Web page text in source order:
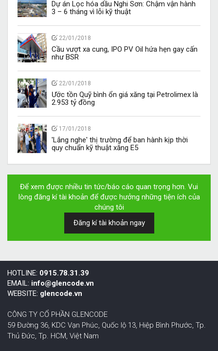
Dự án Lọc hóa dầu Nghi Sơn: Chậm vận hành
3 – 6 tháng vì lỗi kỹ thuật
22/01/2018
Cầu vượt xa cung, IPO PV Oil hứa hẹn gay cấn
như BSR
22/01/2018
Ước tồn Quỹ bình ổn giá xăng tại Petrolimex là
2.953 tỷ đồng
17/01/2018
'Lắng nghe' thị trường để ban hành kịp thời
quy chuẩn kỹ thuật xăng E5
Để xem được nhiều tin tức/báo cáo quan trọng hơn. Vui
lòng đăng kí tài khoản để được hưởng những tiện ích của
chúng tôi
Đăng kí tài khoản ngay
HOTLINE: 0915.78.31.39
EMAIL: info@glencode.vn
WEBSITE: glencode.vn
CÔNG TY CỔ PHẦN GLENCODE
59 Đường 36, KDC Vạn Phúc, Quốc lộ 13, Hiệp Bình Phước, Tp.
Thủ Đức, Tp. HCM, Việt Nam